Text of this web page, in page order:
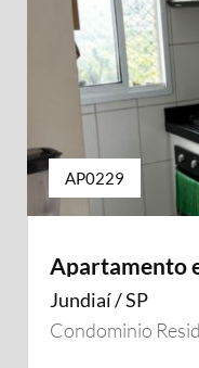
AP0229
Apartamento
Jundiaí / SP
Condominio